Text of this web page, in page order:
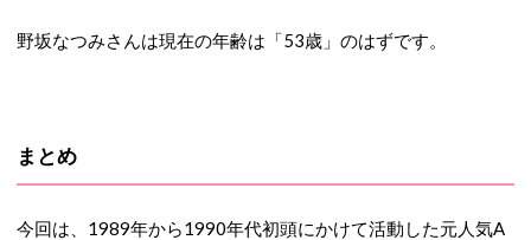
野坂なつみさんは現在の年齢は「53歳」のはずです。
まとめ
今回は、1989年から1990年代初頭にかけて活動した元人気A